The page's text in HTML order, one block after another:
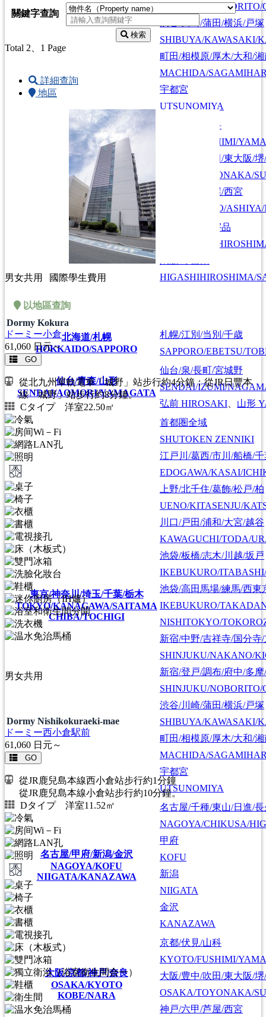
SHINJUKU/
渋谷/川崎/蒲田/横浜/戸塚
SHIBUYA/KAWASAKI/
町田/相模原/厚木/大和/湘
MACHIDA/
宇都宮
UTSUNOMIYA
大阪/京都/神戸/奈良
OSAKA/KYOTO
KOBE/NARA
京都/伏見/山科
KYOTO/FUSHIMI/
大阪/豊中/吹田/東大阪/
OSAKA/TOYONAKA/
神戸/六甲/芦屋/西宮
KOBE/ROKKO/
広島
HIROSHIMA
広島/広島駅/宇品
HIROSHIMA/
HIGASHIHIROSHIMA/
以地區查詢
北海道/札幌
HOKKAIDO/SAPPORO
札幌/江別/当別/千歳
SAPPORO/EBETSU/
仙台/青森/山形
SENDAI/AOMORI/YAMAGATA
仙台/泉/長町/宮城野
SENDAI/IZUMI/
弘前 HIROSAKI 山形
東京/神奈川/埼玉/千葉/栃木
TOKYO/KANAGAWA/SAITAMA
CHIBA/TOCHIGI
首都圏全域
SHUTOKEN ZENNIKI
江戸川/葛西/市川/船橋/千
EDOGAWA/KASAI/
上野/北千住/葛飾/松戸/柏
UENO/KITASENJU/
川口/戸田/浦和/大宮/越谷
KAWAGUCHI/TODA/
池袋/板橋/志木/川越/坂戸
IKEBUKURO/
池袋/高田馬場/練馬/西東
IKEBUKURO/
NISHITOKYO/
新宿/中野/吉祥寺/国分寺
SHINJUKU/NAKANO/
新宿/登戸/調布/府中/多
SHINJUKU/
渋谷/川崎/蒲田/横浜/戸塚
SHIBUYA/KAWASAKI/
町田/相模原/厚木/大和/湘
MACHIDA/
宇都宮
UTSUNOMIYA
名古屋/甲府/新潟/金沢
NAGOYA/KOFU
NIIGATA/KANAZAWA
名古屋/千種/東山/日進/
NAGOYA/CHIKUSA/
甲府
KOFU
新潟
NIIGATA
金沢
KANAZAWA
大阪/京都/神戸/奈良
OSAKA/KYOTO
KOBE/NARA
京都/伏見/山科
KYOTO/FUSHIMI/
大阪/豊中/吹田/東大阪/
OSAKA/TOYONAKA/
神戸/六甲/芦屋/西宮
關鍵字查詢
検索
Total 2、1 Page
詳細查詢
地區
男女共用 國際學生費用
Dormy Kokura
ドーミー小倉
61,060 日元～
GO
從北九州單軌電車「城野」站步行約4分鐘；從JR日豐本
線「城野」站步行約8分鐘。
Cタイプ 洋室22.50㎡
男女共用
Dormy Nishikokuraeki-mae
ドーミー西小倉駅前
61,060 日元～
GO
從JR鹿兒島本線西小倉站步行約1分鐘
從JR鹿兒島本線小倉站步行約10分鐘。
Dタイプ 洋室11.52㎡